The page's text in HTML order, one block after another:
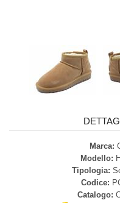
Marca:
Modello:
Tipologia:
Codice:
Catalogo: